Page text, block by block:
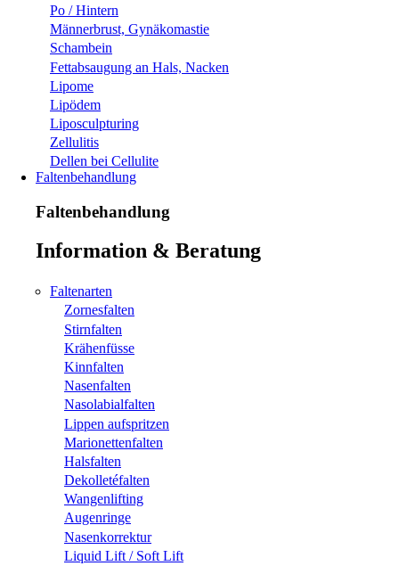
Po / Hintern
Männerbrust, Gynäkomastie
Schambein
Fettabsaugung an Hals, Nacken
Lipome
Lipödem
Liposculpturing
Zellulitis
Dellen bei Cellulite
Faltenbehandlung
Faltenbehandlung
Information & Beratung
Faltenarten
Zornesfalten
Stirnfalten
Krähenfüsse
Kinnfalten
Nasenfalten
Nasolabialfalten
Lippen aufspritzen
Marionettenfalten
Halsfalten
Dekolletéfalten
Wangenlifting
Augenringe
Nasenkorrektur
Liquid Lift / Soft Lift